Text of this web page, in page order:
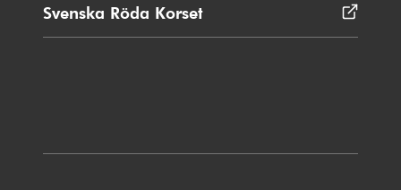
Svenska Röda Korset
i